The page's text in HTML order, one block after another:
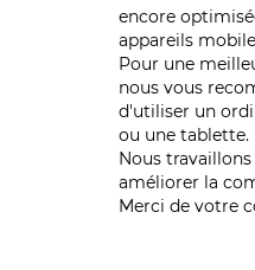
encore
appareils
Pour une
nous vous
d'utiliser un
ou une tablette.
Nous
améliorer la
Merci de votre